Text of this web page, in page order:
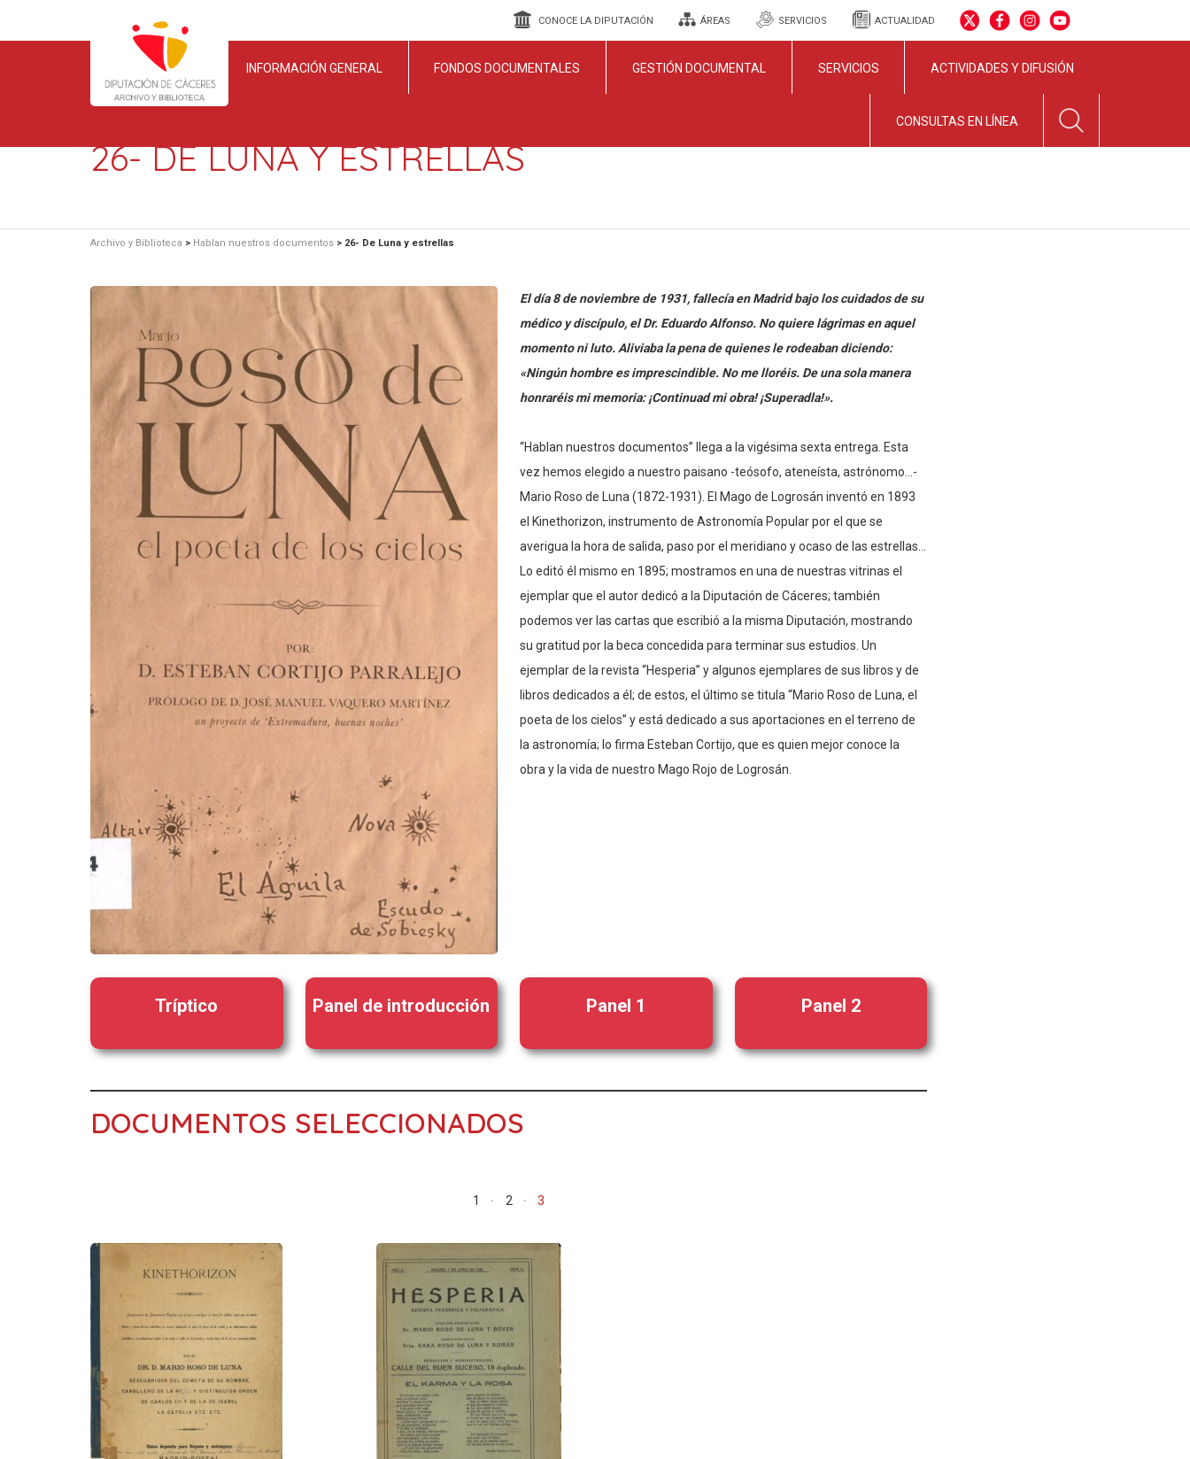
CONOCE LA DIPUTACIÓN ÁREAS SERVICIOS ACTUALIDAD
INFORMACIÓN GENERAL FONDOS DOCUMENTALES GESTIÓN DOCUMENTAL SERVICIOS ACTIVIDADES Y DIFUSIÓN
CONSULTAS EN LÍNEA
26- DE LUNA Y ESTRELLAS
Archivo y Biblioteca > Hablan nuestros documentos > 26- De Luna y estrellas
El día 8 de noviembre de 1931, fallecía en Madrid bajo los cuidados de su
médico y discípulo, el Dr. Eduardo Alfonso. No quiere lágrimas en aquel
momento ni luto. Aliviaba la pena de quienes le rodeaban diciendo:
«Ningún hombre es imprescindible. No me lloréis. De una sola manera
honraréis mi memoria: ¡Continuad mi obra! ¡Superadla!».
“Hablan nuestros documentos” llega a la vigésima sexta entrega. Esta
vez hemos elegido a nuestro paisano -teósofo, ateneísta, astrónomo...-
Mario Roso de Luna (1872-1931). El Mago de Logrosán inventó en 1893
el Kinethorizon, instrumento de Astronomía Popular por el que se
averigua la hora de salida, paso por el meridiano y ocaso de las estrellas...
Lo editó él mismo en 1895; mostramos en una de nuestras vitrinas el
ejemplar que el autor dedicó a la Diputación de Cáceres; también
podemos ver las cartas que escribió a la misma Diputación, mostrando
su gratitud por la beca concedida para terminar sus estudios. Un
ejemplar de la revista “Hesperia” y algunos ejemplares de sus libros y de
libros dedicados a él; de estos, el último se titula “Mario Roso de Luna, el
poeta de los cielos” y está dedicado a sus aportaciones en el terreno de
la astronomía; lo firma Esteban Cortijo, que es quien mejor conoce la
obra y la vida de nuestro Mago Rojo de Logrosán.
Tríptico Panel de introducción Panel 1 Panel 2
DOCUMENTOS SELECCIONADOS
1 2 3